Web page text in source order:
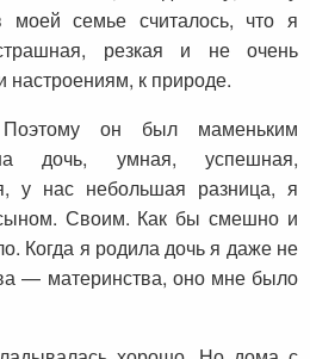
семье считалось, что я
резкая и не очень
к природе.
он был маменьким
дочь, умная, успешная,
у нас небольшая разница, я
Своим. Как бы смешно и
Когда я родила дочь я даже не
— материнства, оно мне было